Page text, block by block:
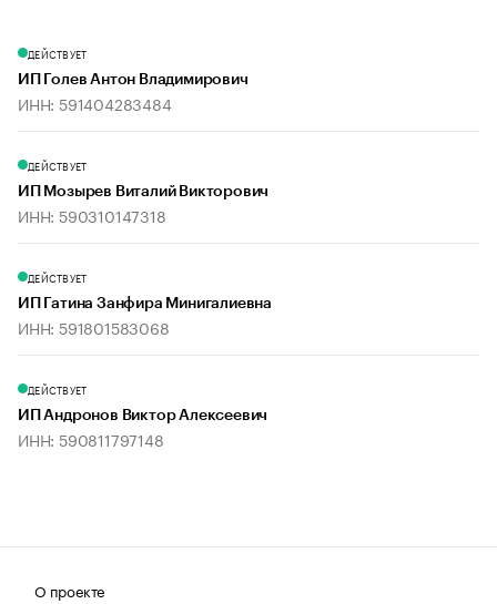
ДЕЙСТВУЕТ
ИП Голев Антон Владимирович
ИНН: 591404283484
ДЕЙСТВУЕТ
ИП Мозырев Виталий Викторович
ИНН: 590310147318
ДЕЙСТВУЕТ
ИП Гатина Занфира Минигалиевна
ИНН: 591801583068
ДЕЙСТВУЕТ
ИП Андронов Виктор Алексеевич
ИНН: 590811797148
О проекте